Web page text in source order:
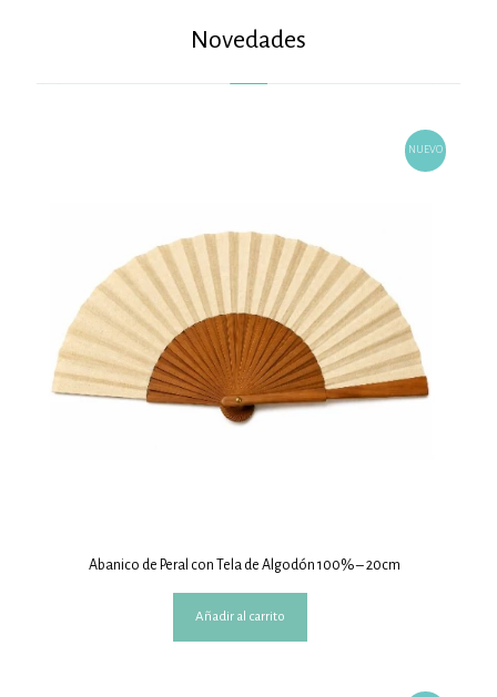
Novedades
NUEVO
Abanico de Peral con Tela de Algodón 100% – 20cm
Añadir al carrito